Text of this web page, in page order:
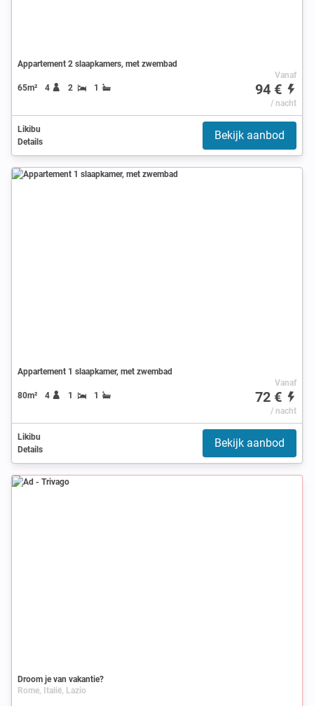
Appartement 2 slaapkamers, met zwembad
65m² 4 2 1
Vanaf
94 €
/ nacht
Likibu
Details
Bekijk aanbod
Appartement 1 slaapkamer, met zwembad
80m² 4 1 1
Vanaf
72 €
/ nacht
Likibu
Details
Bekijk aanbod
Ad
Droom je van vakantie?
Rome, Italië, Lazio